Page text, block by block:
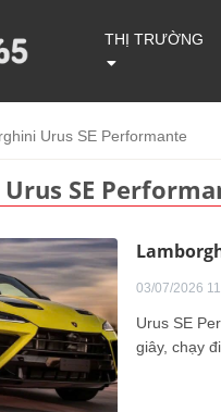
THỊ TRƯỜNG
Urus SE Performante
SE
03/07/2026
Urus SE
giây, chạy